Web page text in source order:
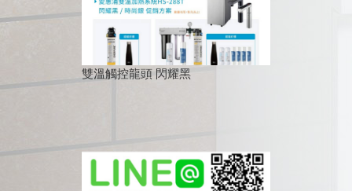
雙溫觸控龍頭 閃耀黑